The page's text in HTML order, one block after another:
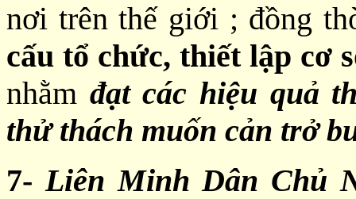
nơi trên thế giới ; đồng
cấu tổ chức, thiết lập cơ
nhằm đạt các hiệu quả
thử thách muốn cản trở
7- Liên Minh Dân Chủ